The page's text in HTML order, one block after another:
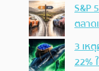
S&P
ตลาด
3 เห
22%